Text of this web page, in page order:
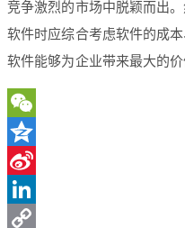
竞争激烈的市场中脱颖而出
软件时应综合考虑软件的成
软件能够为企业带来最大的价
WeChat
Qzone
Sina
Weibo
LinkedIn